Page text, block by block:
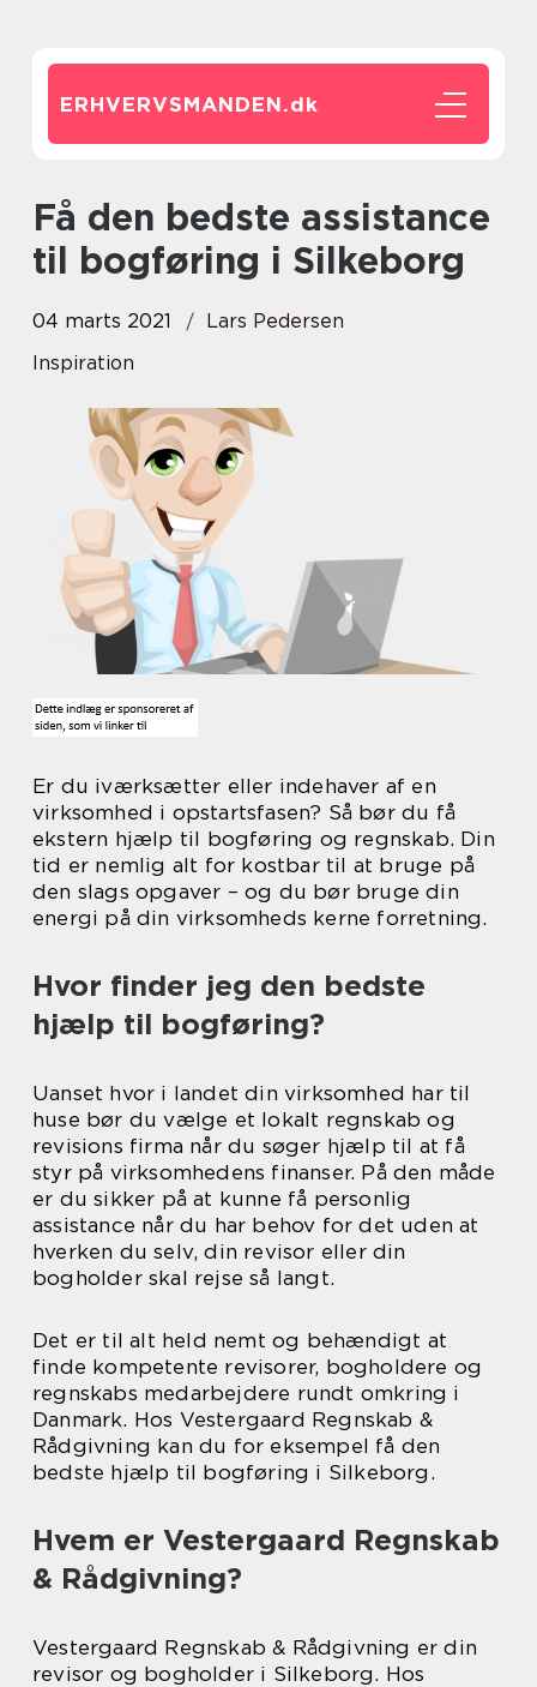
ERHVERVSMANDEN.dk
Få den bedste assistance
til bogføring i Silkeborg
04 marts 2021
Lars Pedersen
Inspiration
Er du iværksætter eller indehaver af en
virksomhed i opstartsfasen? Så bør du få
ekstern hjælp til bogføring og regnskab. Din
tid er nemlig alt for kostbar til at bruge på
den slags opgaver – og du bør bruge din
energi på din virksomheds kerne forretning.
Hvor finder jeg den bedste
hjælp til bogføring?
Uanset hvor i landet din virksomhed har til
huse bør du vælge et lokalt regnskab og
revisions firma når du søger hjælp til at få
styr på virksomhedens finanser. På den måde
er du sikker på at kunne få personlig
assistance når du har behov for det uden at
hverken du selv, din revisor eller din
bogholder skal rejse så langt.
Det er til alt held nemt og behændigt at
finde kompetente revisorer, bogholdere og
regnskabs medarbejdere rundt omkring i
Danmark. Hos Vestergaard Regnskab &
Rådgivning kan du for eksempel få den
bedste hjælp til bogføring i Silkeborg.
Hvem er Vestergaard Regnskab
& Rådgivning?
Vestergaard Regnskab & Rådgivning er din
revisor og bogholder i Silkeborg. Hos